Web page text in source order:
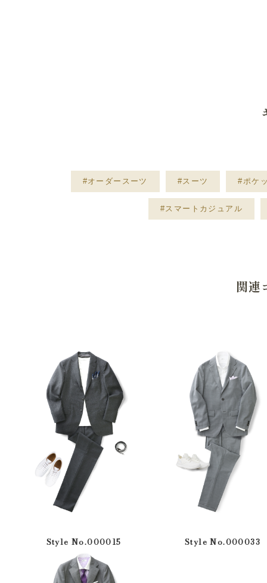
#オーダースーツ #スーツ #ポケ
#スマートカジュアル
関連
Style No.000015 Style No.000033